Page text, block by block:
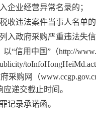
企业经营异常名录的；
收违法案件当事人名单
入政府采购严重违法失
“信用中国”（http://
府采购网（
递交截止时间。
记录承诺函。